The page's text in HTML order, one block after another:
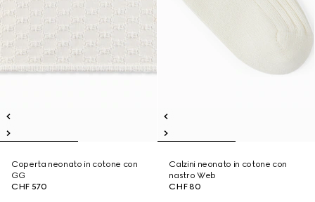
Coperta neonato in cotone con
GG
CHF 570
Calzini neonato in cotone con
nastro Web
CHF 80